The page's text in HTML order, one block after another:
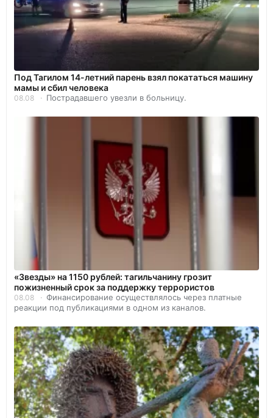
Под Тагилом 14-летний парень взял покататься машину
мамы и сбил человека
08.08 Пострадавшего увезли в больницу.
«Звезды» на 1150 рублей: тагильчанину грозит
пожизненный срок за поддержку террористов
08.08
Финансирование осуществлялось через платные
реакции под публикациями в одном из каналов.